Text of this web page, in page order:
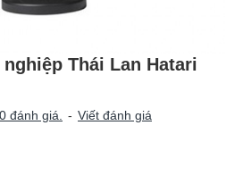
Thái Lan Hatari
đánh giá. - Viết đánh giá